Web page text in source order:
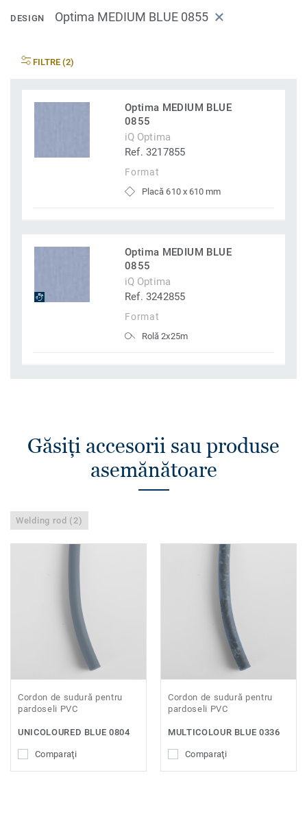
DESIGN Optima MEDIUM BLUE 0855
FILTRE (2)
Optima MEDIUM BLUE
0855
iQ Optima
Ref. 3217855
Format
Placă 610 x 610 mm
Optima MEDIUM BLUE
0855
iQ Optima
Ref. 3242855
Format
Rolă 2x25m
Găsiţi accesorii sau produse
asemănătoare
Welding rod (2)
Cordon de sudură pentru
pardoseli PVC
UNICOLOURED BLUE 0804
Comparaţi
Cordon de sudură pentru
pardoseli PVC
MULTICOLOUR BLUE 0336
Comparaţi